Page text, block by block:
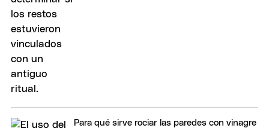
Para qué sirve rociar las paredes con vinagre